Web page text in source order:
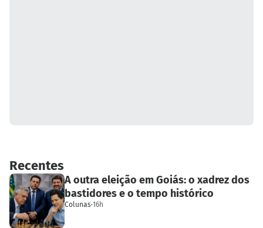
Recentes
A outra eleição em Goiás: o xadrez dos
bastidores e o tempo histórico
Colunas·16h